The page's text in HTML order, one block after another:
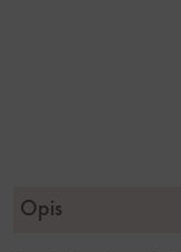
Opis